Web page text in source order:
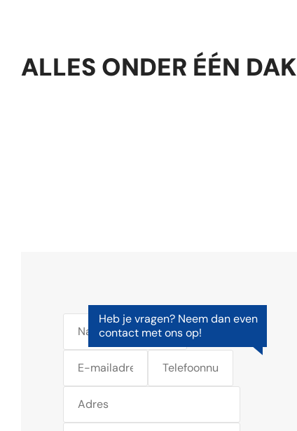
ALLES ONDER ÉÉN DAK
Heb je vragen? Neem dan even
contact met ons op!